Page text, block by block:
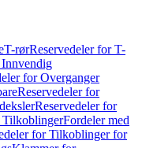
T-rørReservedeler for T-
for Overganger
Reservedeler for
Reservedeler for
TilkoblingerFordeler med
for Tilkoblinger for